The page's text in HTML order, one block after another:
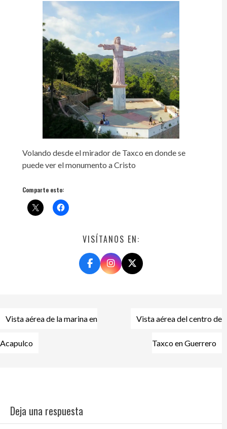
Volando desde el mirador de Taxco en donde se
puede ver el monumento a Cristo
Comparte esto:
VISÍTANOS EN:
Navegación
entradas
Vista aérea de la marina en
Acapulco
Vista aérea del centro de
Taxco en Guerrero
Deja una respuesta